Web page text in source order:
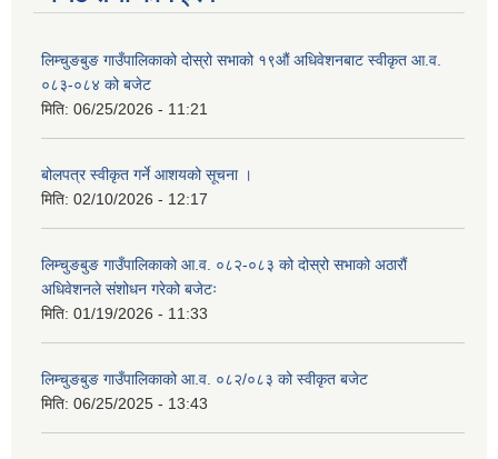
लिम्चुङबुङ गाउँपालिकाको दोस्रो सभाको १९औं अधिवेशनबाट स्वीकृत आ.व.
०८३-०८४ को बजेट
मिति: 06/25/2026 - 11:21
बोलपत्र स्वीकृत गर्ने आशयको सूचना ।
मिति: 02/10/2026 - 12:17
लिम्चुङबुङ गाउँपालिकाको आ.व. ०८२-०८३ को दोस्रो सभाको अठारौं
अधिवेशनले संशोधन गरेको बजेटः
मिति: 01/19/2026 - 11:33
लिम्चुङबुङ गाउँपालिकाको आ.व. ०८२/०८३ को स्वीकृत बजेट
मिति: 06/25/2025 - 13:43